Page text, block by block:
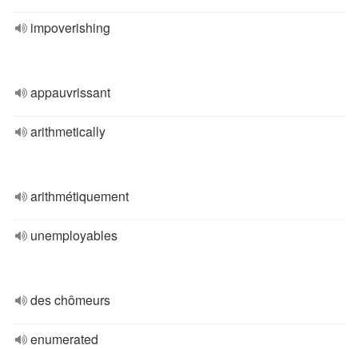
impoverishing
appauvrissant
arithmetically
arithmétiquement
unemployables
des chômeurs
enumerated